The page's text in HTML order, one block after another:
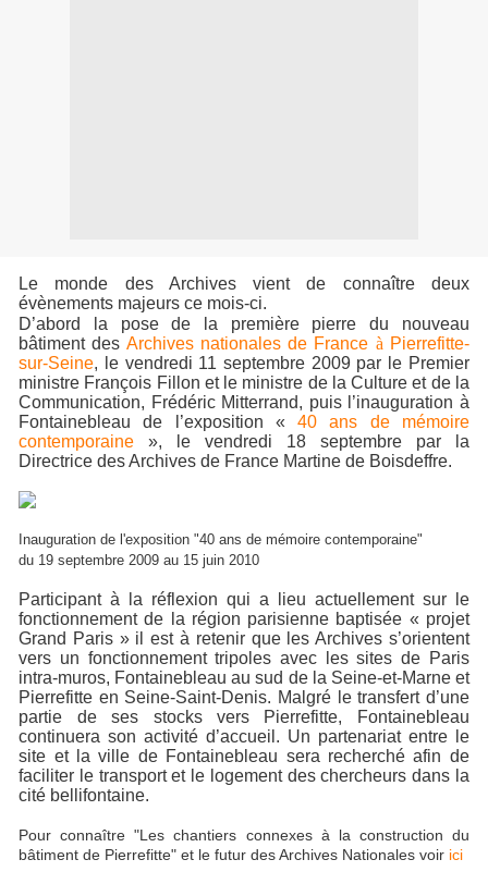
Le monde des Archives vient de connaître deux
évènements majeurs ce mois-ci.
D’abord la pose de la première pierre du nouveau
bâtiment des Archives nationales de France à Pierrefitte-
sur-Seine, le vendredi 11 septembre 2009 par le Premier
ministre François Fillon et le ministre de la Culture et de la
Communication, Frédéric Mitterrand, puis l’inauguration à
Fontainebleau de l’exposition «40 ans de mémoire
contemporaine», le vendredi 18 septembre par la
Directrice des Archives de France Martine de Boisdeffre.
Inauguration de l'exposition "40 ans de mémoire contemporaine"
du 19 septembre 2009 au 15 juin 2010
Participant à la réflexion qui a lieu actuellement sur le
fonctionnement de la région parisienne baptisée « projet
Grand Paris » il est à retenir que les Archives s’orientent
vers un fonctionnement tripoles avec les sites de Paris
intra-muros, Fontainebleau au sud de la Seine-et-Marne et
Pierrefitte en Seine-Saint-Denis. Malgré le transfert d’une
partie de ses stocks vers Pierrefitte, Fontainebleau
continuera son activité d’accueil. Un partenariat entre le
site et la ville de Fontainebleau sera recherché afin de
faciliter le transport et le logement des chercheurs dans la
cité bellifontaine.
Pour connaître "Les chantiers connexes à la construction du
bâtiment de Pierrefitte" et le futur des Archives Nationales voir ici